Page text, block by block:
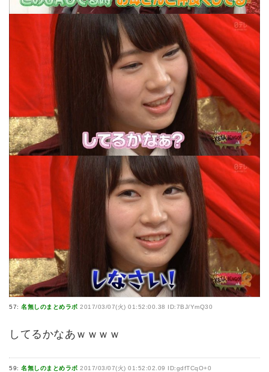
57: 名無しのまとめラボ 2017/03/07(火) 01:52:00.38 ID:7BJ/YmQ30
してるかなあｗｗｗｗ
59: 名無しのまとめラボ 2017/03/07(火) 01:52:02.09 ID:gdfTCqO+0